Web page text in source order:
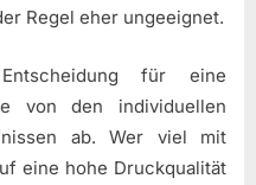
Regel eher ungeeignet.
für eine
von den individuellen
ab. Wer viel mit
eine hohe Druckqualität